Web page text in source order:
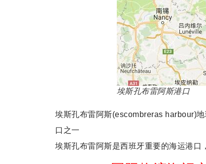
埃斯孔布雷阿斯港口
埃斯孔布雷阿斯(escombreras harbour)
口之一
埃斯孔布雷阿斯是西班牙重要的海运港口